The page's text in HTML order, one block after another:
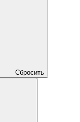
Сбросить